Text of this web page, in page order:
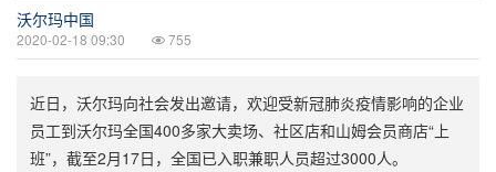
沃尔玛中国
2020-02-18 09:30 755
近日，沃尔玛向社会发出邀请，欢迎受新冠肺炎疫情影响的企业
员工到沃尔玛全国400多家大卖场、社区店和山姆会员商店“上
班”，截至2月17日，全国已入职兼职人员超过3000人。